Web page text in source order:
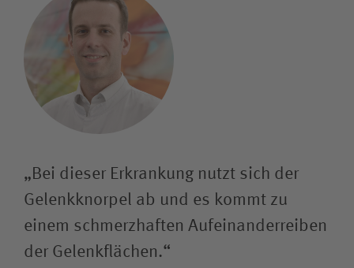
„Bei dieser Erkrankung nutzt sich der
Gelenkknorpel ab und es kommt zu
einem schmerzhaften Aufeinanderreiben
der Gelenkflächen.“